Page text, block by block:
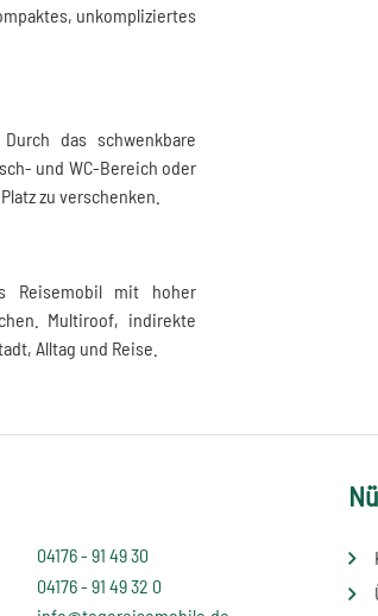
unkompliziertes
das schwenkbare
und WC-Bereich oder
zu verschenken.
Reisemobil mit hoher
Multiroof, indirekte
Alltag und Reise.
04176 - 91 49 30
04176 - 91 49 32 0